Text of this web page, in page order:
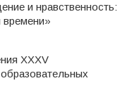
и нравственность:
XXXV